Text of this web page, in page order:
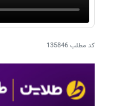
کد مطلب135846